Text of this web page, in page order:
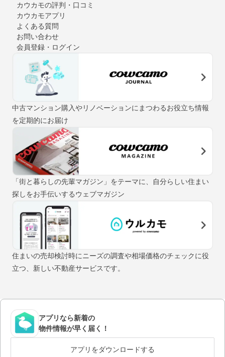
カウカモの評判・口コミ
カウカモアプリ
よくある質問
お問い合わせ
会員登録・ログイン
中古マンション購入やリノベーションにまつわるお役立ち情報
を定期的にお届け
「街と暮らしの先輩マガジン」をテーマに、自分らしい住まい
探しをお手伝いするウェブマガジン
住まいの売却検討時にニーズの調査や相場価格のチェックに役
立つ、新しい不動産サービスです。
アプリなら新着の
物件情報が早く届く！
アプリをダウンロードする